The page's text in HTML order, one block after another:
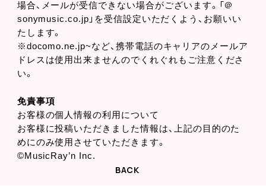
場合、メールが受信できない場合がございます。「＠
sonymusic.co.jp」を受信設定いただくよう、お願いい
たします。
※docomo.ne.jp~など、携帯電話のキャリアのメールア
ドレスは使用出来ませんのでくれぐれもご注意くださ
い。
免責事項
お客様の個人情報の利用について
お客様に投稿いただきました情報は、上記の目的のた
めにのみ使用させていただきます。
©MusicRay’n Inc.
BACK